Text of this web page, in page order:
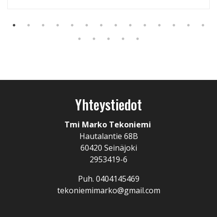
Yhteystiedot
Tmi Marko Tekoniemi
Hautalantie 68B
60420 Seinäjoki
2953419-6
Puh. 0404145469
tekoniemimarko@gmail.com